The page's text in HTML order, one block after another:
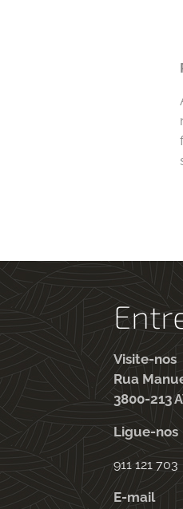
Visite-nos
Rua
3800-213
Ligue-nos
911 121 703
E-mail